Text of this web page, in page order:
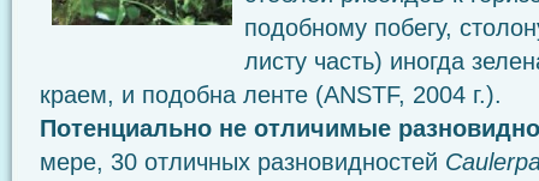
подобному побегу,
листу часть) иногда
краем, и подобна ленте (ANSTF, 2004 г.).
Потенциально не отличимые
мере, 30 отличных разновидностей